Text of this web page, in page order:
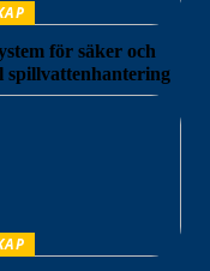
för säker och
spillvattenhantering